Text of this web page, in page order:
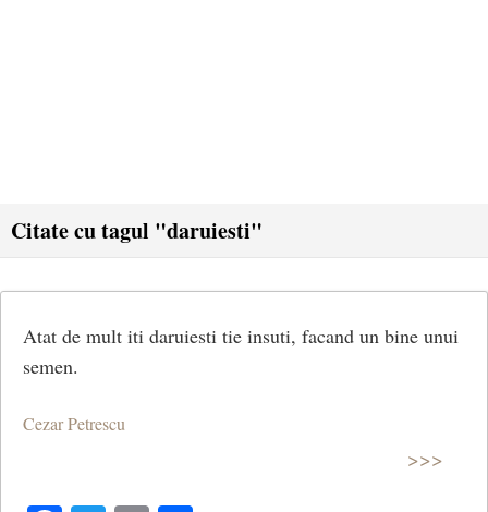
Citate cu tagul "daruiesti"
Atat de mult iti daruiesti tie insuti, facand un bine unui
semen.
Cezar Petrescu
>>>